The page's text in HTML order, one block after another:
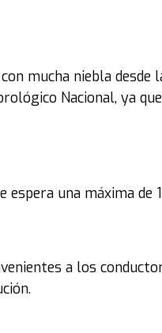
mucha niebla desde
Nacional, ya
espera una máxima de
a los